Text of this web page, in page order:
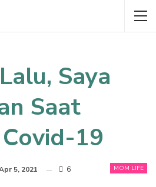
Saya
Saat
19
MOM LIFE
5, 2021 6